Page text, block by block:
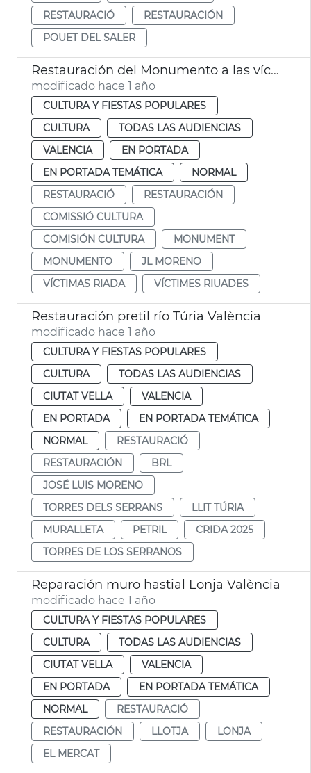
RESTAURACIÓ
RESTAURACIÓN
POUET DEL SALER
Restauración del Monumento a las víctimas de las riadas
modificado hace 1 año
CULTURA Y FIESTAS POPULARES
CULTURA
TODAS LAS AUDIENCIAS
VALENCIA
EN PORTADA
EN PORTADA TEMÁTICA
NORMAL
RESTAURACIÓ
RESTAURACIÓN
COMISSIÓ CULTURA
COMISIÓN CULTURA
MONUMENT
MONUMENTO
JL MORENO
VÍCTIMAS RIADA
VÍCTIMES RIUADES
Restauración pretil río Túria València
modificado hace 1 año
CULTURA Y FIESTAS POPULARES
CULTURA
TODAS LAS AUDIENCIAS
CIUTAT VELLA
VALENCIA
EN PORTADA
EN PORTADA TEMÁTICA
NORMAL
RESTAURACIÓ
RESTAURACIÓN
BRL
JOSÉ LUIS MORENO
TORRES DELS SERRANS
LLIT TÚRIA
MURALLETA
PETRIL
CRIDA 2025
TORRES DE LOS SERRANOS
Reparación muro hastial Lonja València
modificado hace 1 año
CULTURA Y FIESTAS POPULARES
CULTURA
TODAS LAS AUDIENCIAS
CIUTAT VELLA
VALENCIA
EN PORTADA
EN PORTADA TEMÁTICA
NORMAL
RESTAURACIÓ
RESTAURACIÓN
LLOTJA
LONJA
EL MERCAT